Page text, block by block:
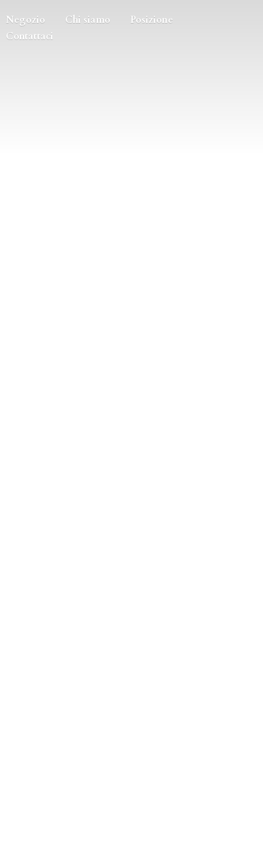
Negozio Chi siamo
Posizione
Contattaci